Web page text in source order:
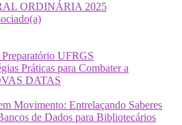
ORDINÁRIA 2025
UFRGS
Práticas para Combater a
DATAS
Movimento: Entrelaçando Saberes
de Dados para Bibliotecários